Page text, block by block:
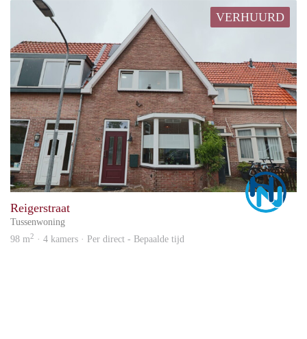
VERHUURD
Reigerstraat
Tussenwoning
98 m2 · 4 kamers · Per direct - Bepaalde tijd